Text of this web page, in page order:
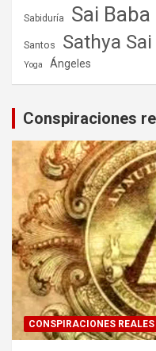
Sabiduría Sai Baba
Santos Sathya
Yoga Ángeles
Conspiraciones
CONSPIRACIONES REALES